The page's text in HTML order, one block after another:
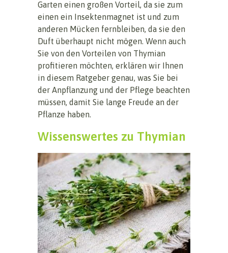
Garten einen großen Vorteil, da sie zum
einen ein Insektenmagnet ist und zum
anderen Mücken fernbleiben, da sie den
Duft überhaupt nicht mögen. Wenn auch
Sie von den Vorteilen von Thymian
profitieren möchten, erklären wir Ihnen
in diesem Ratgeber genau, was Sie bei
der Anpflanzung und der Pflege beachten
müssen, damit Sie lange Freude an der
Pflanze haben.
Wissenswertes zu Thymian